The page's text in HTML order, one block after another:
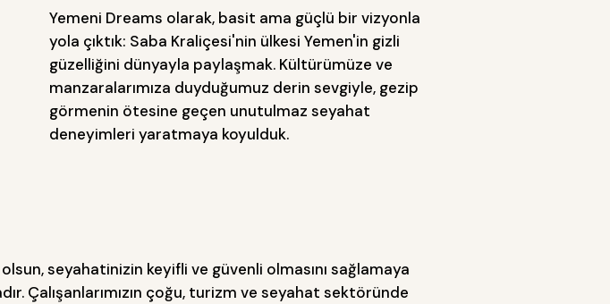
Yemeni Dreams olarak, basit ama güçlü bir vizyonla
yola çıktık: Saba Kraliçesi'nin ülkesi Yemen'in gizli
güzelliğini dünyayla paylaşmak. Kültürümüze ve
manzaralarımıza duyduğumuz derin sevgiyle, gezip
görmenin ötesine geçen unutulmaz seyahat
deneyimleri yaratmaya koyulduk.
seyahatinizin keyifli ve güvenli olmasını sağlamaya
Çalışanlarımızın çoğu, turizm ve seyahat sektöründe